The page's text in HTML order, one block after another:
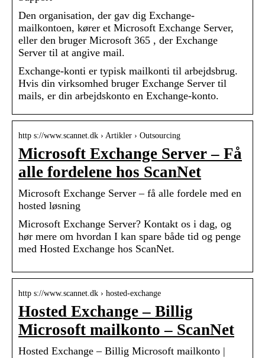
Den organisation, der gav dig Exchange-
mailkontoen, kører et Microsoft Exchange Server,
eller den bruger Microsoft 365 , der Exchange
Server til at angive mail.
Exchange-konti er typisk mailkonti til arbejdsbrug.
Hvis din virksomhed bruger Exchange Server til
mails, er din arbejdskonto en Exchange-konto.
http s://www.scannet.dk › Artikler › Outsourcing
Microsoft Exchange Server – Få
alle fordelene hos ScanNet
Microsoft Exchange Server – få alle fordele med en
hosted løsning
Microsoft Exchange Server? Kontakt os i dag, og
hør mere om hvordan I kan spare både tid og penge
med Hosted Exchange hos ScanNet.
http s://www.scannet.dk › hosted-exchange
Hosted Exchange – Billig
Microsoft mailkonto – ScanNet
Hosted Exchange – Billig Microsoft mailkonto |